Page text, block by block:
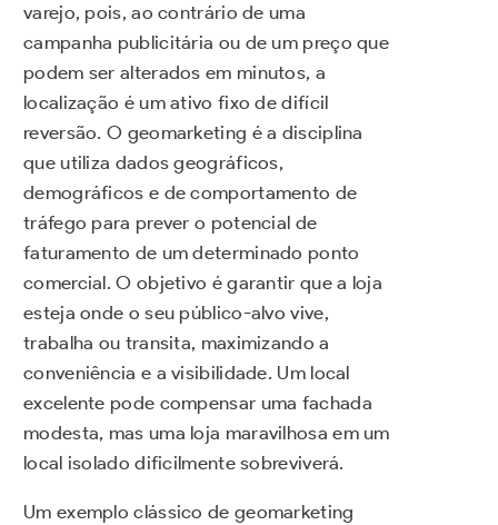
varejo, pois, ao contrário de uma
campanha publicitária ou de um preço que
podem ser alterados em minutos, a
localização é um ativo fixo de difícil
reversão. O geomarketing é a disciplina
que utiliza dados geográficos,
demográficos e de comportamento de
tráfego para prever o potencial de
faturamento de um determinado ponto
comercial. O objetivo é garantir que a loja
esteja onde o seu público-alvo vive,
trabalha ou transita, maximizando a
conveniência e a visibilidade. Um local
excelente pode compensar uma fachada
modesta, mas uma loja maravilhosa em um
local isolado dificilmente sobreviverá.
Um exemplo clássico de geomarketing